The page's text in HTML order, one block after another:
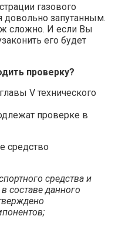
газового
запутанным.
сложно. И если Вы
его будет
проверку?
V технического
проверке в
средство
средства и
составе данного